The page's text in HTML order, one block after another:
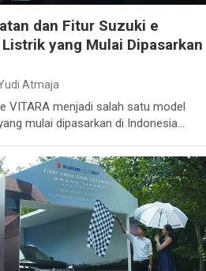
dan Fitur Suzuki e
Listrik yang Mulai Dipasarkan
Atmaja
VITARA menjadi salah satu model
mulai dipasarkan di Indonesia…